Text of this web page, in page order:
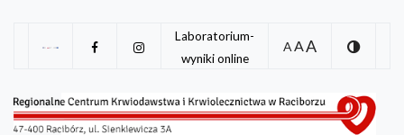
Laboratorium-
wyniki online
AAA